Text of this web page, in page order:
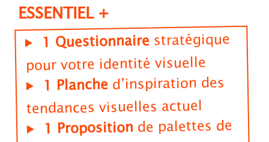
ESSENTIEL +
1 Questionnaire stratégique
pour votre identité visuelle
1 Planche d’inspiration des
tendances visuelles actuel
1 Proposition de palettes de